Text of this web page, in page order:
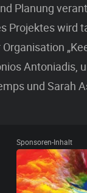
Planung
Projektes wird
Antoniadis,
und Sarah
Sponsoren-Inhalt